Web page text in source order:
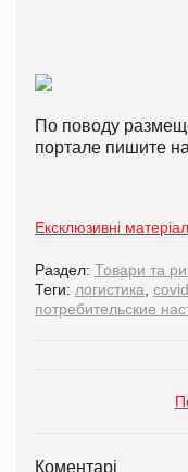
По поводу
портале пишите на
Ексклюзивні
Раздел: Товари та
Теги: логистика
потребительские
Коментарі